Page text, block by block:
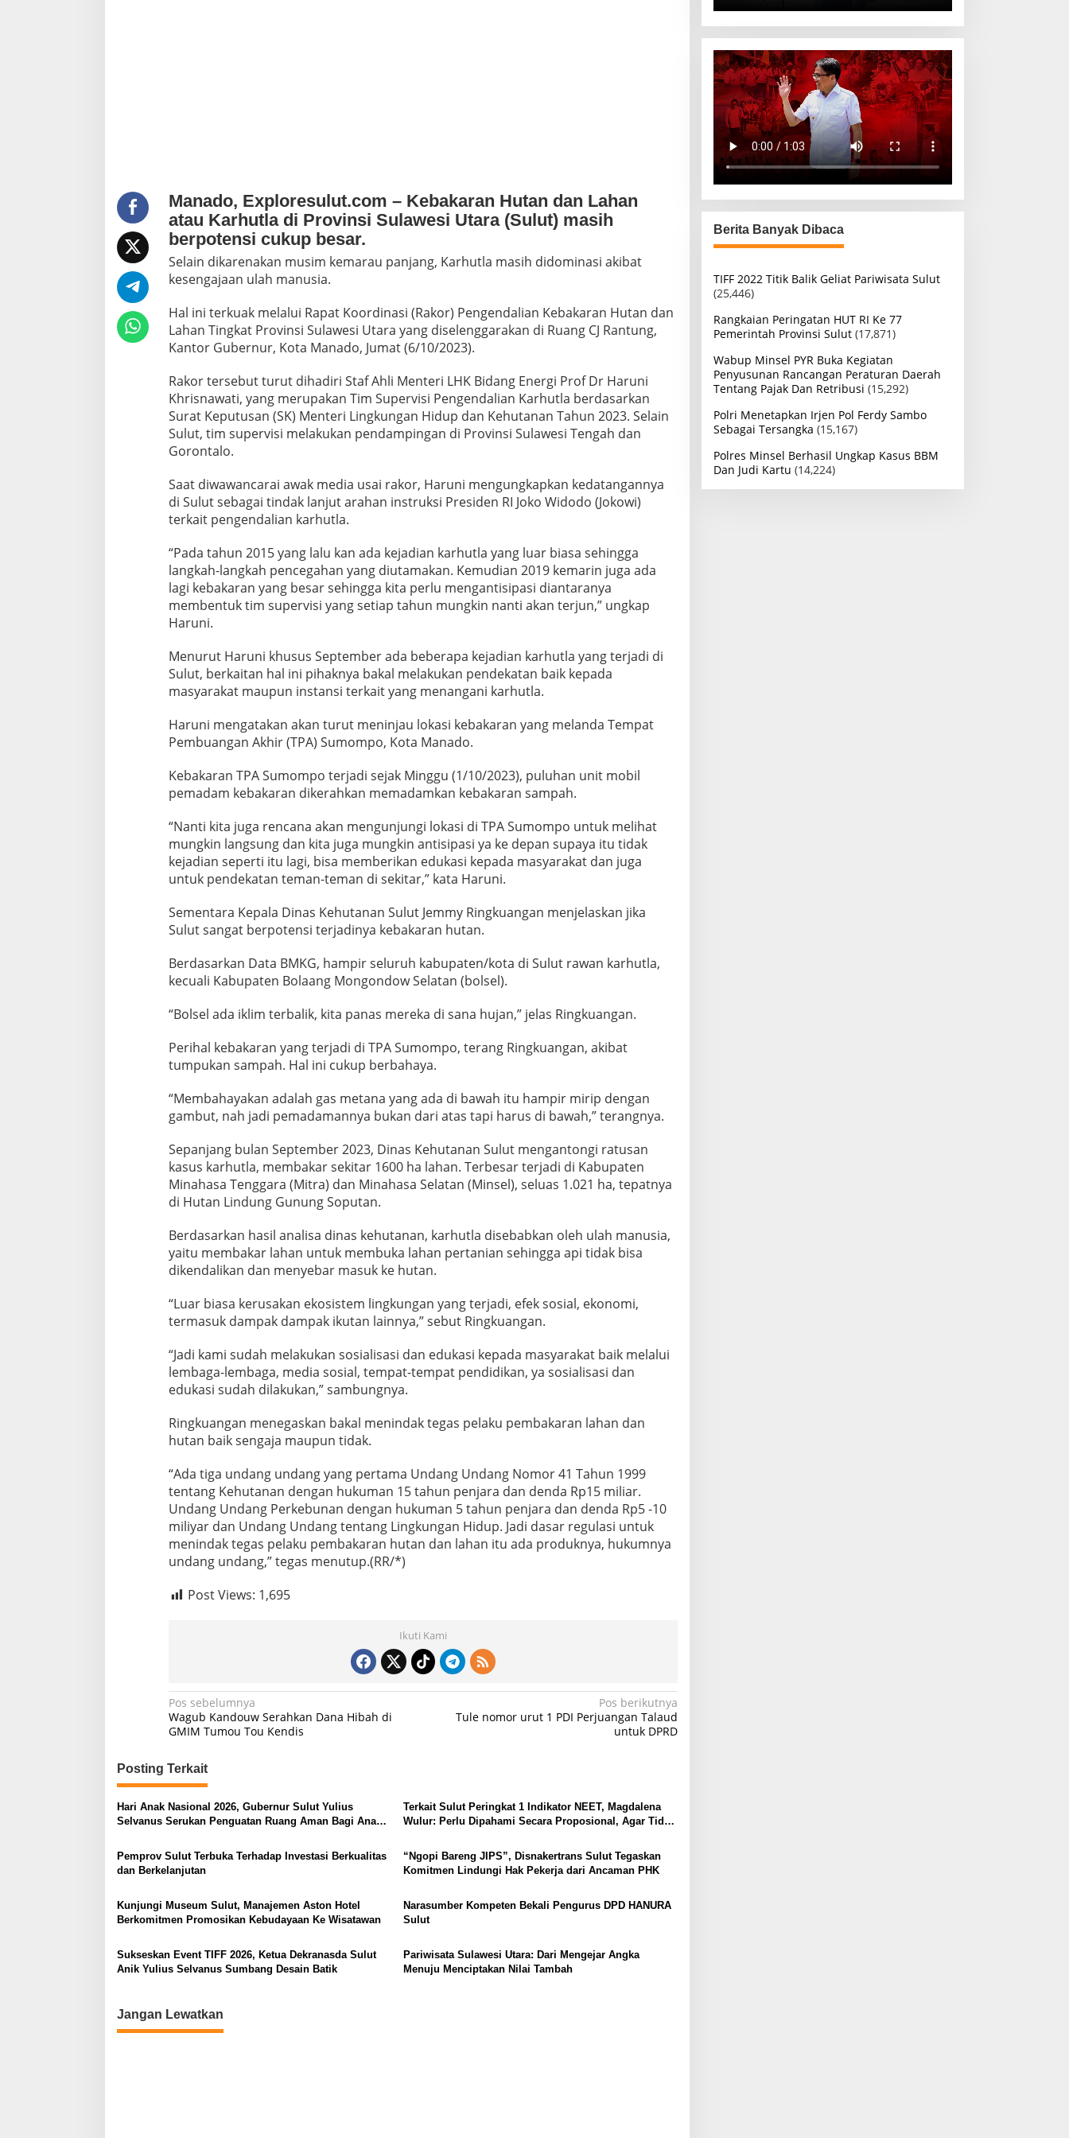
i
n
a
u
K
a
h
u
t
s
e
k
a
l
i
u
s
K
a
k
a
r
a
n
P
A
S
o
m
o
Manado, Exploresulut.com – Kebakaran Hutan dan Lahan
atau Karhutla di Provinsi Sulawesi Utara (Sulut) masih
berpotensi cukup besar.
Selain dikarenakan musim kemarau panjang, Karhutla masih didominasi akibat
kesengajaan ulah manusia.
Hal ini terkuak melalui Rapat Koordinasi (Rakor) Pengendalian Kebakaran Hutan dan
Lahan Tingkat Provinsi Sulawesi Utara yang diselenggarakan di Ruang CJ Rantung,
Kantor Gubernur, Kota Manado, Jumat (6/10/2023).
Rakor tersebut turut dihadiri Staf Ahli Menteri LHK Bidang Energi Prof Dr Haruni
Khrisnawati, yang merupakan Tim Supervisi Pengendalian Karhutla berdasarkan
Surat Keputusan (SK) Menteri Lingkungan Hidup dan Kehutanan Tahun 2023. Selain
Sulut, tim supervisi melakukan pendampingan di Provinsi Sulawesi Tengah dan
Gorontalo.
Saat diwawancarai awak media usai rakor, Haruni mengungkapkan kedatangannya
di Sulut sebagai tindak lanjut arahan instruksi Presiden RI Joko Widodo (Jokowi)
terkait pengendalian karhutla.
“Pada tahun 2015 yang lalu kan ada kejadian karhutla yang luar biasa sehingga
langkah-langkah pencegahan yang diutamakan. Kemudian 2019 kemarin juga ada
lagi kebakaran yang besar sehingga kita perlu mengantisipasi diantaranya
membentuk tim supervisi yang setiap tahun mungkin nanti akan terjun,” ungkap
Haruni.
Menurut Haruni khusus September ada beberapa kejadian karhutla yang terjadi di
Sulut, berkaitan hal ini pihaknya bakal melakukan pendekatan baik kepada
masyarakat maupun instansi terkait yang menangani karhutla.
Haruni mengatakan akan turut meninjau lokasi kebakaran yang melanda Tempat
Pembuangan Akhir (TPA) Sumompo, Kota Manado.
Kebakaran TPA Sumompo terjadi sejak Minggu (1/10/2023), puluhan unit mobil
pemadam kebakaran dikerahkan memadamkan kebakaran sampah.
“Nanti kita juga rencana akan mengunjungi lokasi di TPA Sumompo untuk melihat
mungkin langsung dan kita juga mungkin antisipasi ya ke depan supaya itu tidak
kejadian seperti itu lagi, bisa memberikan edukasi kepada masyarakat dan juga
untuk pendekatan teman-teman di sekitar,” kata Haruni.
Sementara Kepala Dinas Kehutanan Sulut Jemmy Ringkuangan menjelaskan jika
Sulut sangat berpotensi terjadinya kebakaran hutan.
Berdasarkan Data BMKG, hampir seluruh kabupaten/kota di Sulut rawan karhutla,
kecuali Kabupaten Bolaang Mongondow Selatan (bolsel).
“Bolsel ada iklim terbalik, kita panas mereka di sana hujan,” jelas Ringkuangan.
Perihal kebakaran yang terjadi di TPA Sumompo, terang Ringkuangan, akibat
tumpukan sampah. Hal ini cukup berbahaya.
“Membahayakan adalah gas metana yang ada di bawah itu hampir mirip dengan
gambut, nah jadi pemadamannya bukan dari atas tapi harus di bawah,” terangnya.
Sepanjang bulan September 2023, Dinas Kehutanan Sulut mengantongi ratusan
kasus karhutla, membakar sekitar 1600 ha lahan. Terbesar terjadi di Kabupaten
Minahasa Tenggara (Mitra) dan Minahasa Selatan (Minsel), seluas 1.021 ha, tepatnya
di Hutan Lindung Gunung Soputan.
Berdasarkan hasil analisa dinas kehutanan, karhutla disebabkan oleh ulah manusia,
yaitu membakar lahan untuk membuka lahan pertanian sehingga api tidak bisa
dikendalikan dan menyebar masuk ke hutan.
“Luar biasa kerusakan ekosistem lingkungan yang terjadi, efek sosial, ekonomi,
termasuk dampak dampak ikutan lainnya,” sebut Ringkuangan.
“Jadi kami sudah melakukan sosialisasi dan edukasi kepada masyarakat baik melalui
lembaga-lembaga, media sosial, tempat-tempat pendidikan, ya sosialisasi dan
edukasi sudah dilakukan,” sambungnya.
Ringkuangan menegaskan bakal menindak tegas pelaku pembakaran lahan dan
hutan baik sengaja maupun tidak.
“Ada tiga undang undang yang pertama Undang Undang Nomor 41 Tahun 1999
tentang Kehutanan dengan hukuman 15 tahun penjara dan denda Rp15 miliar.
Undang Undang Perkebunan dengan hukuman 5 tahun penjara dan denda Rp5 -10
miliyar dan Undang Undang tentang Lingkungan Hidup. Jadi dasar regulasi untuk
menindak tegas pelaku pembakaran hutan dan lahan itu ada produknya, hukumnya
undang undang,” tegas menutup.(RR/*)
Post Views: 1,695
Ikuti Kami
N
a
i
a
i
o
s
Pos sebelumnya
Wagub Kandouw Serahkan Dana Hibah di
GMIM Tumou Tou Kendis
Pos berikutnya
Tule nomor urut 1 PDI Perjuangan Talaud
untuk DPRD
Posting Terkait
Hari Anak Nasional 2026, Gubernur Sulut Yulius
Selvanus Serukan Penguatan Ruang Aman Bagi Anak,
Terkait Sulut Peringkat 1 Indikator NEET, Magdalena
Wulur: Perlu Dipahami Secara Proposional, Agar Tidak
Pemprov Sulut Terbuka Terhadap Investasi Berkualitas
dan Berkelanjutan
“Ngopi Bareng JIPS”, Disnakertrans Sulut Tegaskan
Komitmen Lindungi Hak Pekerja dari Ancaman PHK
Kunjungi Museum Sulut, Manajemen Aston Hotel
Berkomitmen Promosikan Kebudayaan Ke Wisatawan
Narasumber Kompeten Bekali Pengurus DPD HANURA
Sulut
Sukseskan Event TIFF 2026, Ketua Dekranasda Sulut
Anik Yulius Selvanus Sumbang Desain Batik
Pariwisata Sulawesi Utara: Dari Mengejar Angka
Menuju Menciptakan Nilai Tambah
Jangan Lewatkan
Berita Banyak Dibaca
TIFF 2022 Titik Balik Geliat Pariwisata Sulut
(25,446)
Rangkaian Peringatan HUT RI Ke 77
Pemerintah Provinsi Sulut (17,871)
Wabup Minsel PYR Buka Kegiatan
Penyusunan Rancangan Peraturan Daerah
Tentang Pajak Dan Retribusi (15,292)
Polri Menetapkan Irjen Pol Ferdy Sambo
Sebagai Tersangka (15,167)
Polres Minsel Berhasil Ungkap Kasus BBM
Dan Judi Kartu (14,224)